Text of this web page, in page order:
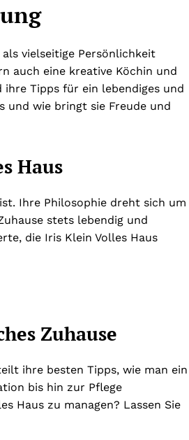
vielseitige Persönlichkeit
auch eine kreative Köchin und
Tipps für ein lebendiges und
und wie bringt sie Freude und
Haus
Ihre Philosophie dreht sich um
stets lebendig und
die Iris Klein Volles Haus
Zuhause
ihre besten Tipps, wie man ein
bis hin zur Pflege
Haus zu managen? Lassen Sie